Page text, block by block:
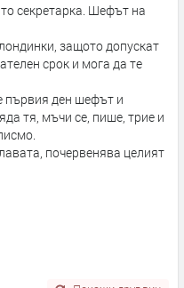
секретарка. Шефът на
защото допускат
срок и мога да те
първия ден шефът и
тя, мъчи се, пише, трие и
почервенява целият